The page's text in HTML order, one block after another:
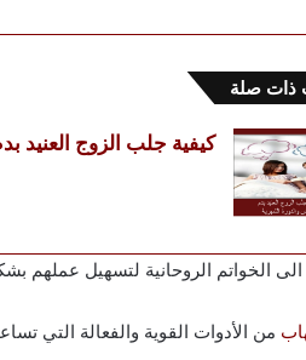
ذات صلة
كيفية جلب الزوج العنيد
الخواتم الروحانية لتسهيل عملهم
من الأدوات القوية والفعالة التي